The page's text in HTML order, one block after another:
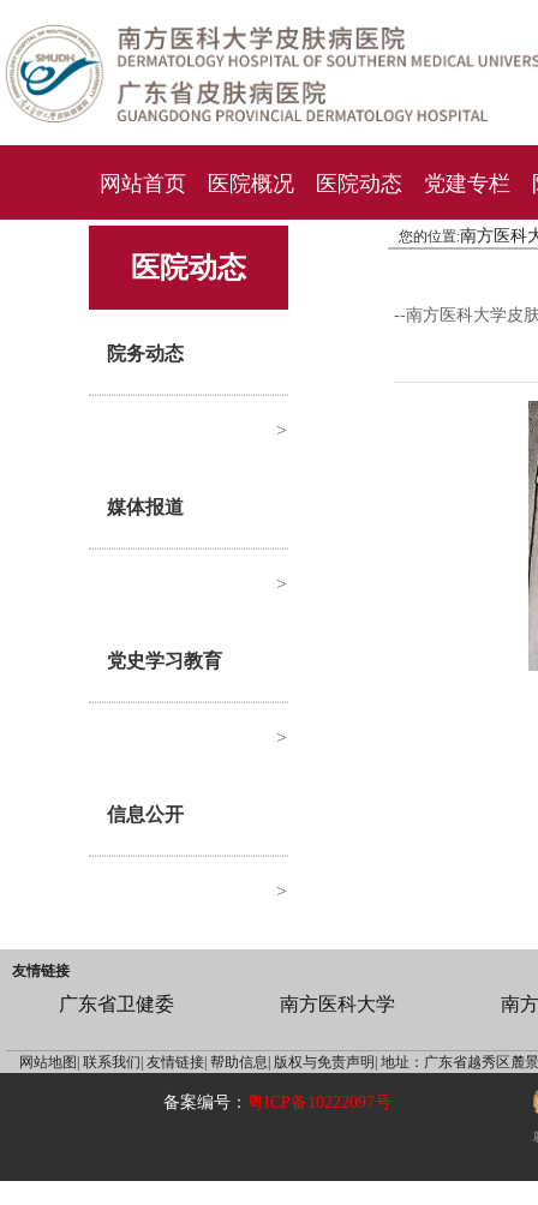
网站首页 医院概况 医院动态 党建专栏
化妆品检测中心 就诊指南 人才
医院动态
院务动态
>
媒体报道
>
党史学习教育
>
信息公开
>
您的位置:南方医科
--南方医科大学皮
友情链接
广东省卫健委 南方医科大学 南
网站地图| 联系我们| 友情链接| 帮助信息| 版权与免责声明| 地址：广东省越秀区麓
备案编号：粤ICP备10222097号